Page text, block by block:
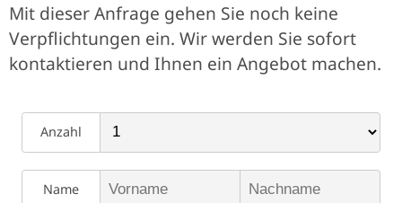
Mit dieser Anfrage gehen Sie noch keine
Verpflichtungen ein. Wir werden Sie sofort
kontaktieren und Ihnen ein Angebot machen.
Anzahl
Name